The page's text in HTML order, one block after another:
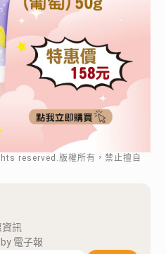
reserved.版權所有，禁止擅自
訊
電子報